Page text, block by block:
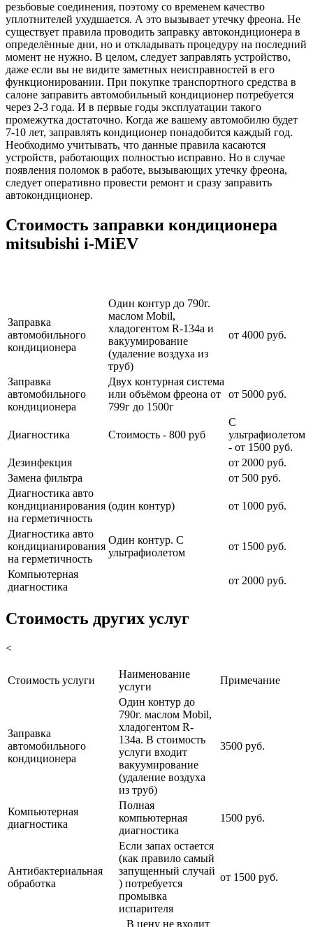
резьбовые соединения, поэтому со временем качество
уплотнителей ухудшается. А это вызывает утечку фреона. Не
существует правила проводить заправку автокондиционера в
определённые дни, но и откладывать процедуру на последний
момент не нужно. В целом, следует заправлять устройство,
даже если вы не видите заметных неисправностей в его
функционировании. При покупке транспортного средства в
салоне заправить автомобильный кондиционер потребуется
через 2-3 года. И в первые годы эксплуатации такого
промежутка достаточно. Когда же вашему автомобилю будет
7-10 лет, заправлять кондиционер понадобится каждый год.
Необходимо учитывать, что данные правила касаются
устройств, работающих полностью исправно. Но в случае
появления поломок в работе, вызывающих утечку фреона,
следует оперативно провести ремонт и сразу заправить
автокондиционер.
Стоимость заправки кондиционера
mitsubishi i-MiEV
Заправка
автомобильного
кондиционера
Один контур до 790г.
маслом Mobil,
хладогентом R-134a и
вакуумирование
(удаление воздуха из
труб)
от 4000 руб.
Заправка
автомобильного
кондиционера
Двух контурная система
или объёмом фреона от
799г до 1500г
от 5000 руб.
Диагностика Стоимость - 800 руб
С
ультрафиолетом
- от 1500 руб.
Дезинфекция
от 2000 руб.
Замена фильтра
от 500 руб.
Диагностика авто
кондицианирования
на герметичность
(один контур) от 1000 руб.
Диагностика авто
кондицианирования
на герметичность
Один контур. С
ультрафиолетом
от 1500 руб.
Компьютерная
диагностика
от 2000 руб.
Стоимость других услуг
<
Стоимость услуги
Наименование
услуги
Примечание
Заправка
автомобильного
кондиционера
Один контур до
790г. маслом Mobil,
хладогентом R-
134a. В стоимость
услуги входит
вакуумирование
(удаление воздуха
из труб)
3500 руб.
Компьютерная
диагностика
Полная
компьютерная
диагностика
1500 руб.
Антибактериальная
обработка
Если запах остается
(как правило самый
запущенный случай
) потребуется
промывка
испарителя
от 1500 руб.
В цену не входит